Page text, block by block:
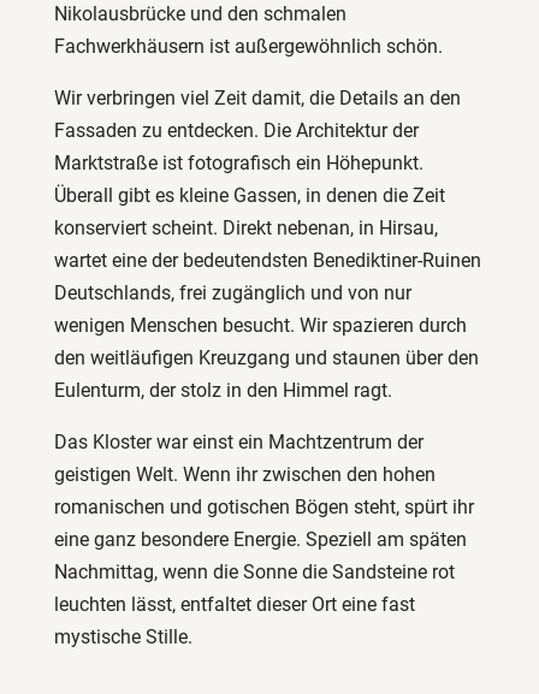
Nikolausbrücke und den schmalen
Fachwerkhäusern ist außergewöhnlich schön.
Wir verbringen viel Zeit damit, die Details an den
Fassaden zu entdecken. Die Architektur der
Marktstraße ist fotografisch ein Höhepunkt.
Überall gibt es kleine Gassen, in denen die Zeit
konserviert scheint. Direkt nebenan, in Hirsau,
wartet eine der bedeutendsten Benediktiner-Ruinen
Deutschlands, frei zugänglich und von nur
wenigen Menschen besucht. Wir spazieren durch
den weitläufigen Kreuzgang und staunen über den
Eulenturm, der stolz in den Himmel ragt.
Das Kloster war einst ein Machtzentrum der
geistigen Welt. Wenn ihr zwischen den hohen
romanischen und gotischen Bögen steht, spürt ihr
eine ganz besondere Energie. Speziell am späten
Nachmittag, wenn die Sonne die Sandsteine rot
leuchten lässt, entfaltet dieser Ort eine fast
mystische Stille.